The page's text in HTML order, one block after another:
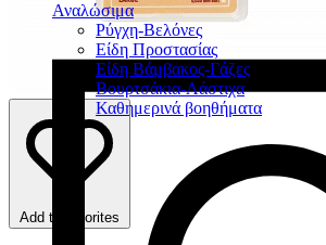
Αναλώσιμα
Ρύγχη-Βελόνες
Είδη Προστασίας
Είδη Βάμβακος-Γάζες
Βουρτσάκια-Λάστιχα
Καθημερινά βοηθήματα
Add to favorites